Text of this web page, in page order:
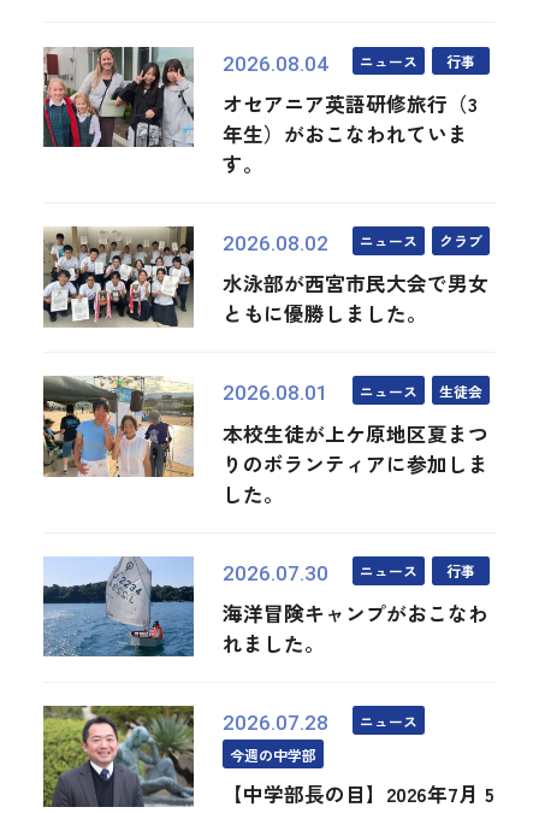
2026.08.04 ニュース 行事
オセアニア英語研修旅行（3
年生）がおこなわれていま
す。
2026.08.02 ニュース クラブ
水泳部が西宮市民大会で男女
ともに優勝しました。
2026.08.01 ニュース 生徒会
本校生徒が上ケ原地区夏まつ
りのボランティアに参加しま
した。
2026.07.30 ニュース 行事
海洋冒険キャンプがおこなわ
れました。
2026.07.28
ニュース
今週の中学部
【中学部長の目】2026年7月 5